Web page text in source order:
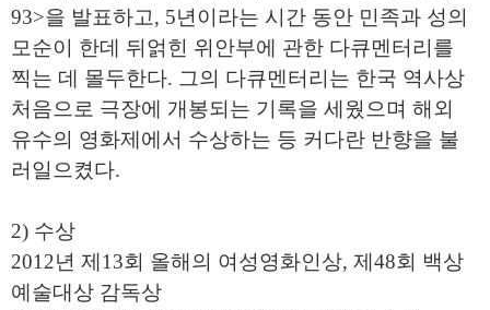
93>을 발표하고, 5년이라는 시간 동안 민족과 성의
모순이 한데 뒤얽힌 위안부에 관한 다큐멘터리를
찍는 데 몰두한다. 그의 다큐멘터리는 한국 역사상
처음으로 극장에 개봉되는 기록을 세웠으며 해외
유수의 영화제에서 수상하는 등 커다란 반향을 불
러일으켰다.
2) 수상
2012년 제 13회 올해의 여성영화인상, 제 48회 백상
예술대상 감독상